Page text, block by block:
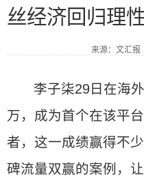
丝经济回归理
来源：文汇
李子柒29日在海
万，成为首个在该平
者，这一成绩赢得不
碑流量双赢的案例，